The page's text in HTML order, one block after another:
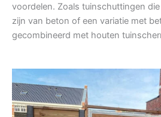
voordelen. Zoals tuinschuttingen
zijn van beton of een variatie met
gecombineerd met houten